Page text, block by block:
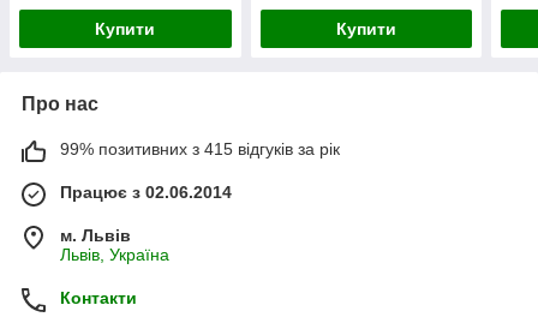
Купити Купити
Про нас
99% позитивних з 415 відгуків за рік
Працює з 02.06.2014
м. Львів
Львів, Україна
Контакти